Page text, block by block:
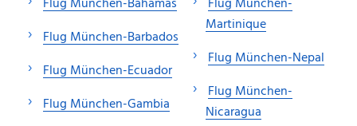
Flug München-Barbados
Flug München-Ecuador
Flug München-Gambia
Martinique
Flug München-Nepal
Flug München-
Nicaragua